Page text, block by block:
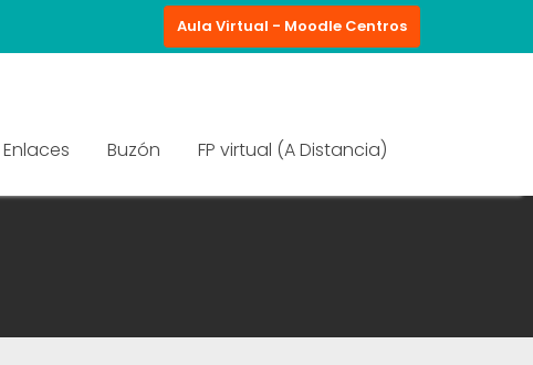
Aula Virtual - Moodle Centros
Enlaces Buzón FP virtual (A Distancia)